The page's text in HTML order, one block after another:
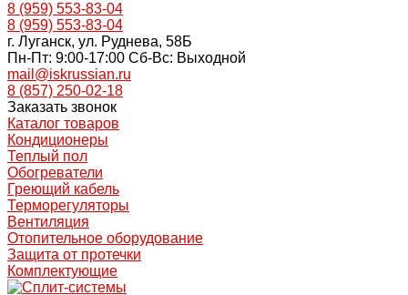
8 (959) 553-83-04
8 (959) 553-83-04
г. Луганск, ул. Руднева, 58Б
Пн-Пт: 9:00-17:00 Cб-Вс: Выходной
mail@iskrussian.ru
8 (857) 250-02-18
Заказать звонок
Каталог товаров
Кондиционеры
Теплый пол
Обогреватели
Греющий кабель
Терморегуляторы
Вентиляция
Отопительное оборудование
Защита от протечки
Комплектующие